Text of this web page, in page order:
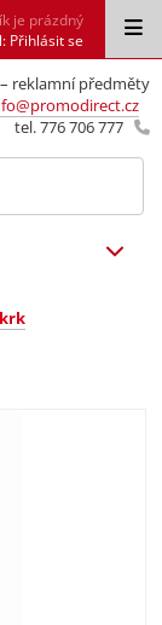
reklamní předměty
tel. 776 706 777
je prázdný
Přihlásit se